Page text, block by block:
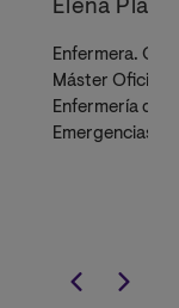
Elena
Enfermera.
Máster Oficial
Enfermería de
Emergencias